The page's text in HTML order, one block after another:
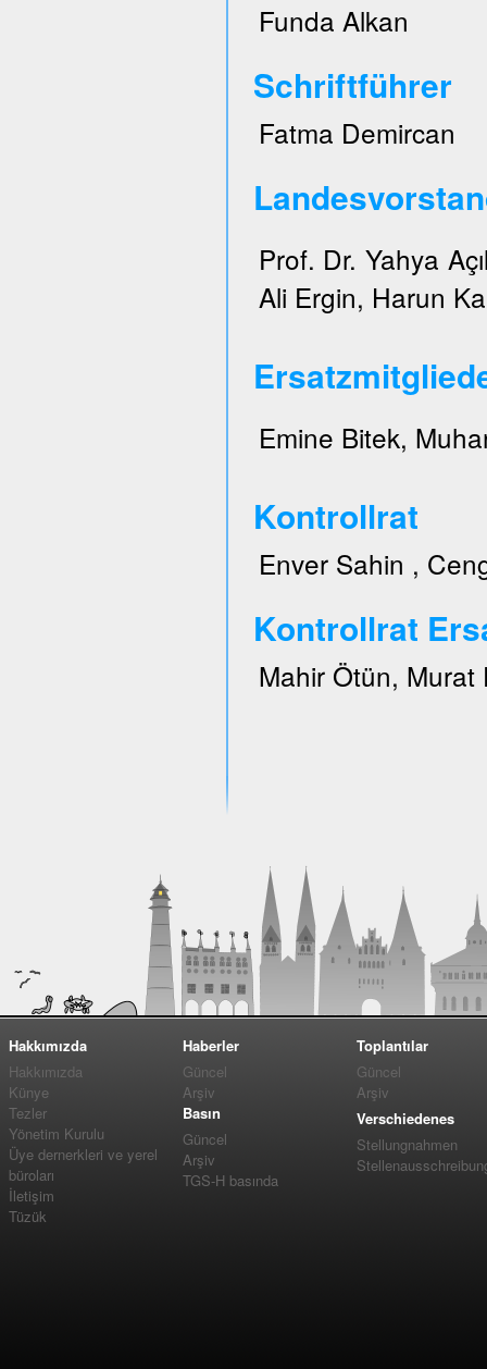
Funda Alkan
Schriftführer
Fatma Demircan
Prof. Dr. Yahya
Ali Ergin, Harun
Emine Bitek,
Kontrollrat
Enver Sahin ,
Kontrollrat
Mahir Ötün, Murat
Hakkımızda
Hakkımızda
Künye
Tezler
Yönetim Kurulu
Üye dernerkleri ve yerel
büroları
İletişim
Tüzük
Haberler
Güncel
Arşiv
Basın
Güncel
Arşiv
TGS-H basında
Toplantılar
Güncel
Arşiv
Verschiedenes
Stellungnahmen